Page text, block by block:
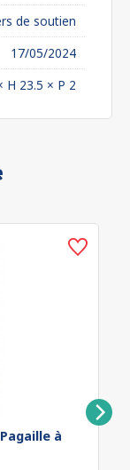
de soutien
17/05/2024
H 23.5 × P 2
à